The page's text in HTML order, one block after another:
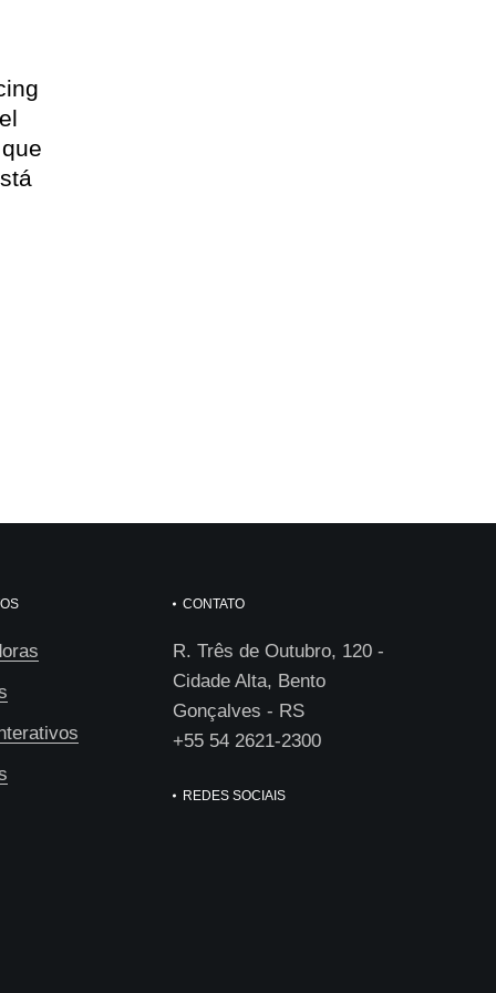
CONTATO
R. Três de Outubro, 120 -
Cidade Alta, Bento
Gonçalves - RS
+55 54 2621-2300
REDES SOCIAIS